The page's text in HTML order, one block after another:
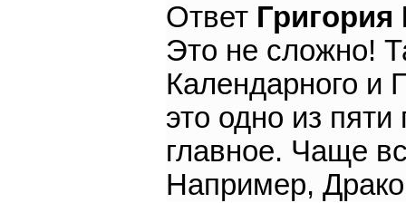
Ответ
Это не сложно!
Календарного и
это одно из
главное. Чаще
Например,